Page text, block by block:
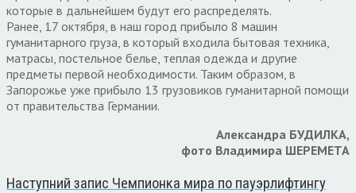
которые в дальнейшем будут его распределять.
Ранее, 17 октября, в наш город прибыло 8 машин
гуманитарного груза, в который входила бытовая техника,
матрасы, постельное белье, теплая одежда и другие
предметы первой необходимости. Таким образом, в
Запорожье уже прибыло 13 грузовиков гуманитарной помощи
от правительства Германии.
Александра БУДИЛКА,
фото Владимира ШЕРЕМЕТА
Наступний запис Чемпионка мира по пауэрлифтингу